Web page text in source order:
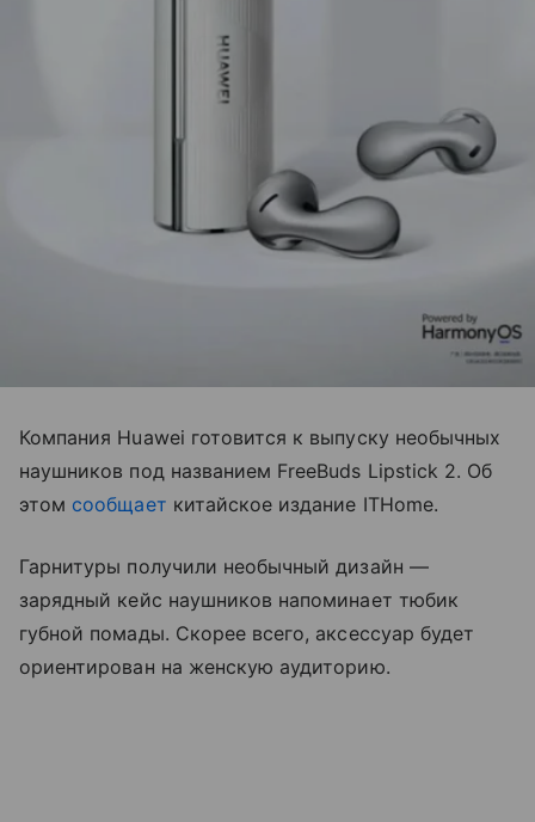
Компания Huawei готовится к выпуску необычных
наушников под названием FreeBuds Lipstick 2. Об
этом сообщает китайское издание ITHome.
Гарнитуры получили необычный дизайн —
зарядный кейс наушников напоминает тюбик
губной помады. Скорее всего, аксессуар будет
ориентирован на женскую аудиторию.